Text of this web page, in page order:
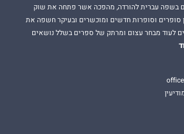
בשפה עברית להורדה, מהפכה אשר פתחה את שוק
סופרים וסופרות חדשים ומוכשרים ובעיקר חשפה את
לעוד מבחר עצום ומרתק של ספרים בשלל נושאים